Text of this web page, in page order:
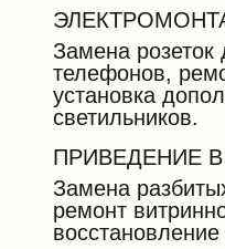
Замена розеток
телефонов,
установка
светильников.
ПРИВЕДЕНИЕ
Замена
ремонт
восстановление